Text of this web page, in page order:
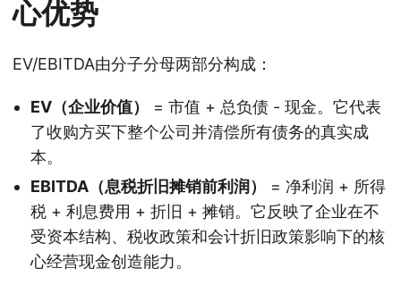
心优势
EV/EBITDA由分子分母两部分构成：
EV（企业价值）
= 市值 + 总负债 - 现金。它代表
了收购方买下整个公司并清偿所有债务的真实成
本。
EBITDA（息税折旧摊销前利润）
= 净利润 + 所得
税 + 利息费用 + 折旧 + 摊销。它反映了企业在不
受资本结构、税收政策和会计折旧政策影响下的核
心经营现金创造能力。